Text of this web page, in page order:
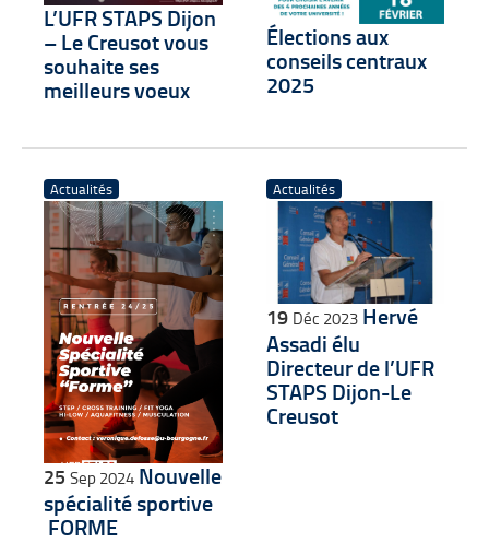
L’UFR STAPS Dijon
– Le Creusot vous
souhaite ses
meilleurs voeux
Élections aux
conseils centraux
2025
Actualités
25 Sep 2024 Nouvelle
spécialité sportive
­ FORME
Actualités
19 Déc 2023 Hervé
Assadi élu
Directeur de l’UFR
STAPS Dijon-Le
Creusot